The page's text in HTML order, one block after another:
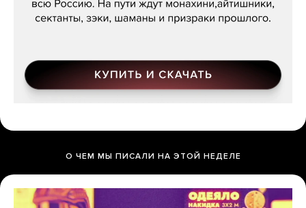
О ЧЕМ МЫ ПИСАЛИ НА ЭТОЙ НЕДЕЛЕ